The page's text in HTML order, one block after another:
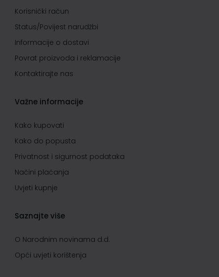
Korisnički račun
Status/Povijest narudžbi
Informacije o dostavi
Povrat proizvoda i reklamacije
Kontaktirajte nas
Važne informacije
Kako kupovati
Kako do popusta
Privatnost i sigurnost podataka
Načini plaćanja
Uvjeti kupnje
Saznajte više
O Narodnim novinama d.d.
Opći uvjeti korištenja